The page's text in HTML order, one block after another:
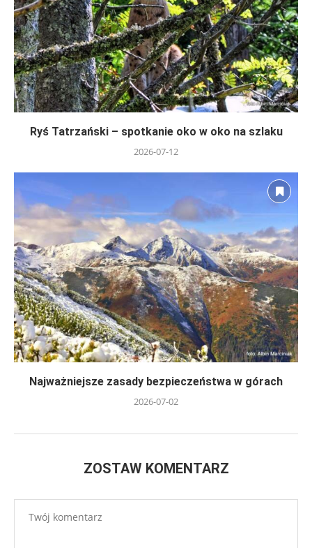
Ryś Tatrzański – spotkanie oko w oko na szlaku
2026-07-12
Najważniejsze zasady bezpieczeństwa w górach
2026-07-02
ZOSTAW KOMENTARZ